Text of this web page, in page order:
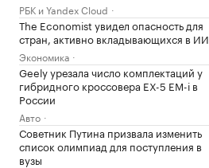
РБК и Yandex Cloud
The Economist увидел опасность для
стран, активно вкладывающихся в ИИ
Экономика
Geely урезала число комплектаций у
гибридного кроссовера EX-5 EM-i в
России
Авто
Советник Путина призвала изменить
список олимпиад для поступления в
вузы